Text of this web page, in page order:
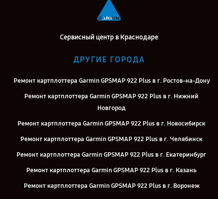
Сервисный центр в Краснодаре
ДРУГИЕ ГОРОДА
Ремонт картплоттера Garmin GPSMAP 922 Plus в г. Ростов-на-Дону
Ремонт картплоттера Garmin GPSMAP 922 Plus в г. Нижний
Новгород
Ремонт картплоттера Garmin GPSMAP 922 Plus в г. Новосибирск
Ремонт картплоттера Garmin GPSMAP 922 Plus в г. Челябинск
Ремонт картплоттера Garmin GPSMAP 922 Plus в г. Екатеринбург
Ремонт картплоттера Garmin GPSMAP 922 Plus в г. Казань
Ремонт картплоттера Garmin GPSMAP 922 Plus в г. Воронеж